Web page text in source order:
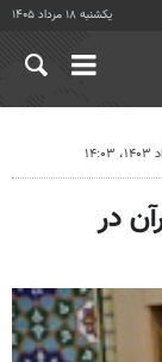
یکشنبه ۱۸ مرداد ۱۴۰۵
در